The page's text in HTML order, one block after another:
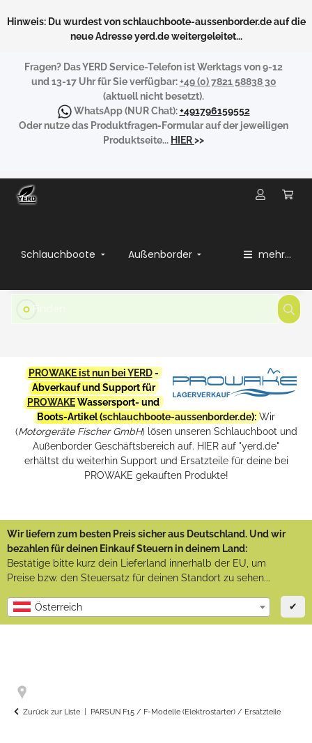
Hinweis: Du wurdest von schlauchboote-aussenborder.de auf die
neue Adresse yerd.de weitergeleitet...
Fragen? Das YERD Service-Telefon ist Werktags von 9-12
und 13-17 Uhr für Sie verfügbar:+49 (0) 7821 58838 30
(aktuell nicht besetzt).
WhatsApp(NUR Chat):+491796159552
Oder nutze das Produktfragen-Formular auf der jeweiligen
Produktseite... HIER>>
Schlauchboote Außenborder mehr...
PROWAKE ist nun bei YERD-
Abverkauf und Support für
PROWAKEWassersport- und
Boots-Artikel (schlauchboote-aussenborder.de): Wir
(Motorgeräte Fischer GmbH) lösen unseren Schlauchboot und
Außenborder Geschäftsbereich auf. HIER auf "yerd.de"
erhältst du weiterhin Support und Ersatzteile für deine bei
PROWAKE gekauften Produkte!
Wir liefern zum besten Preis sicher aus Deutschland. Und wir
bezahlen für deinen Einkauf Steuern in deinem Land:
Bestätige bitte kurz dein Lieferland innerhalb der EU, um
Preise bzw. den Steuersatz für deinen Standort zu sehen...
Österreich ✔
Zurück zur Liste PARSUN F15 / F-Modelle (Elektrostarter) / Ersatzteile